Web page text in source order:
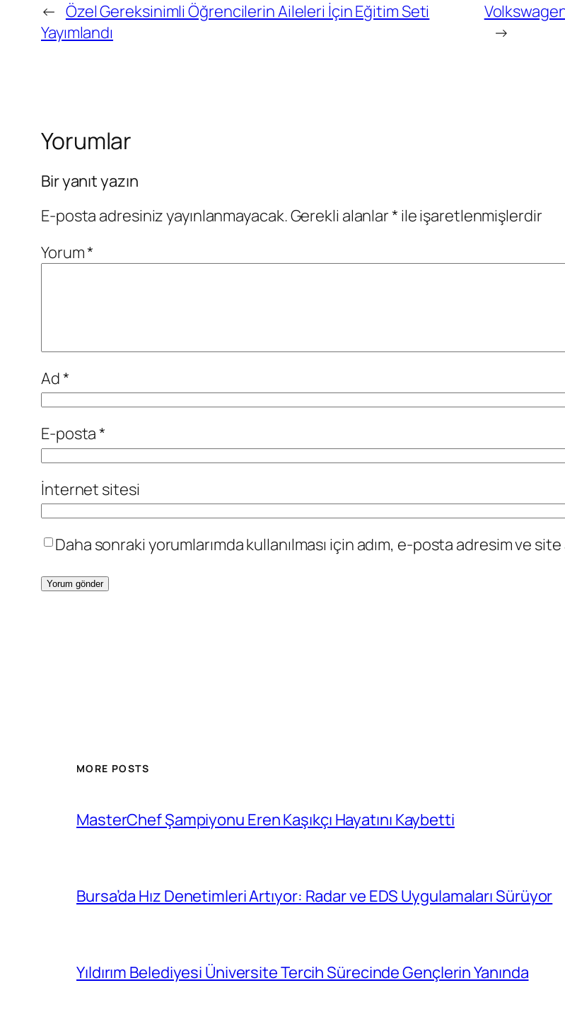
← Özel Gereksinimli Öğrencilerin Aileleri İçin Eğitim Seti
Yayımlandı
→
Yorumlar
Bir yanıt yazın
E-posta adresiniz yayınlanmayacak.Gerekli alanlar* ile işaretlenmişlerdir
Yorum*
Ad*
E-posta*
İnternet sitesi
Daha sonraki yorumlarımda kullanılması için adım, e-posta adresim ve
MORE POSTS
MasterChef Şampiyonu Eren Kaşıkçı Hayatını Kaybetti
Bursa’da Hız Denetimleri Artıyor: Radar ve EDS Uygulamaları Sürüyor
Yıldırım Belediyesi Üniversite Tercih Sürecinde Gençlerin Yanında